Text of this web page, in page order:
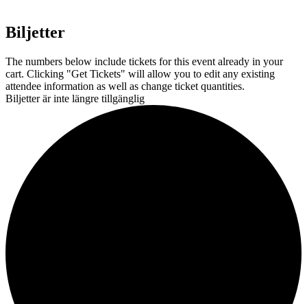
Biljetter
The numbers below include tickets for this event already in your
cart. Clicking "Get Tickets" will allow you to edit any existing
attendee information as well as change ticket quantities.
Biljetter är inte längre tillgänglig